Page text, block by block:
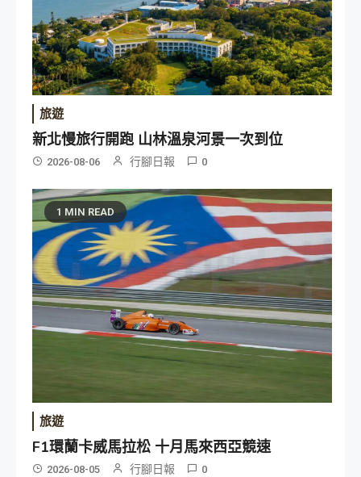
旅遊
新北慢旅行開跑 山林溫泉河景一次到位
2026-08-06 行腳日報 0
1 MIN READ
旅遊
F1環蘭卡威馬拉松 十月馬來西亞競速
2026-08-05 行腳日報 0